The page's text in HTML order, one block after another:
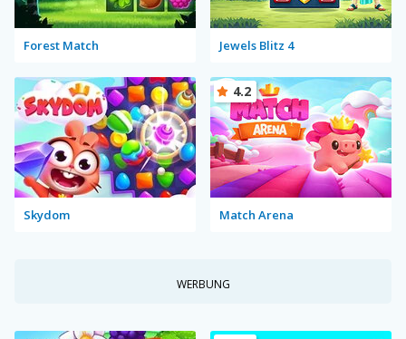
Forest Match Jewels Blitz 4
Skydom Match Arena
4.2
WERBUNG